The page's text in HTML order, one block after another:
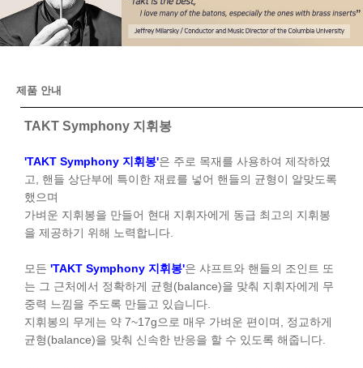
제품 안내
TAKT Symphony 지휘봉
'TAKT Symphony 지휘봉'은 주로 목재를 사용하여 제작하였
고, 핸들 상단부에 특이한 재료를 넣어 핸들의 균형이 알맞도록
했으며
가벼운 지휘봉을 만들어 현대 지휘자에게 동급 최고의 지휘봉
을 제공하기 위해 노력합니다.
모든 'TAKT Symphony 지휘봉'은 샤프트와 핸들의 조인트 또
는 그 근처에서 정확하게 균형(balance)을 맞춰 지휘자에게 무
중력 느낌을 주도록 만들고 있습니다.
지휘봉의 무게는 약 7~17g으로 매우 가벼운 편이며, 정교하게
균형(balance)을 맞춰 신속한 반응을 할 수 있도록 해줍니다.